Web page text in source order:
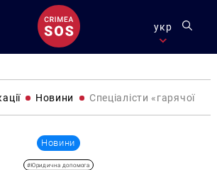
укр
Новини Спеціалісти «гарячої
Новини
#Юридична допомога